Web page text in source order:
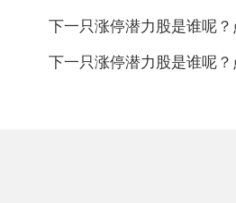
下一只涨停潜力股是谁呢
下一只涨停潜力股是谁呢